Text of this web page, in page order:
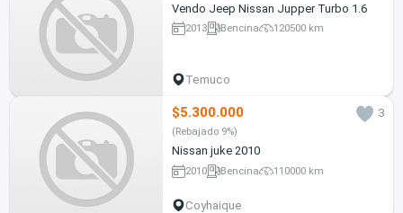
Vendo Jeep Nissan Jupper Turbo 1.6
2013 Bencina 120500 km
Temuco
$5.300.000 3
(Rebajado 9%)
Nissan juke 2010
2010 Bencina 110000 km
Coyhaique